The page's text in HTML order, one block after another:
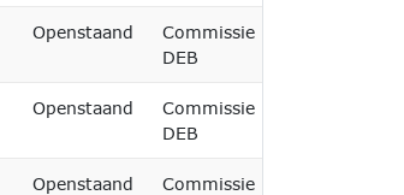
Openstaand
Commissie
DEB
Openstaand
Commissie
DEB
Openstaand
Commissie